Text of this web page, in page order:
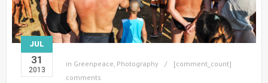
JUL
31
2013
in Greenpeace, Photography
[comment_count]
comments